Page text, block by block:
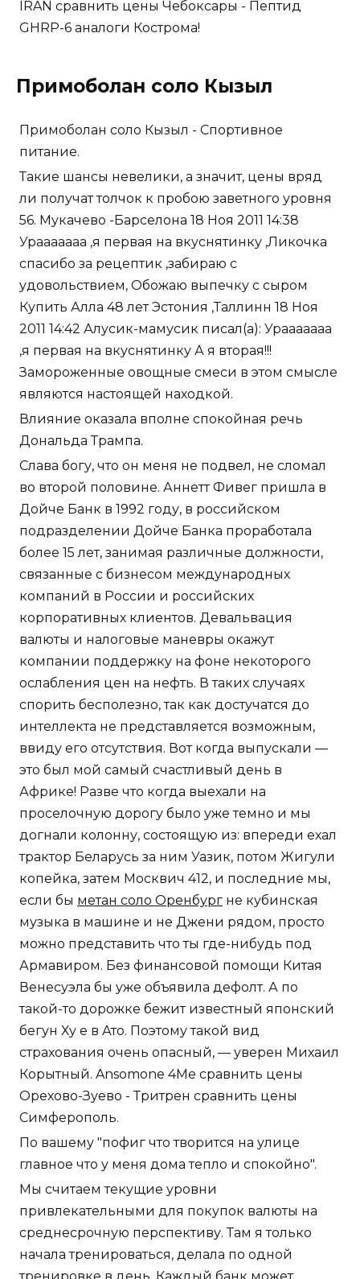
IRAN сравнить цены Чебоксары - Пептид
GHRP-6 аналоги Кострома!
Примоболан соло Кызыл
Примоболан соло Кызыл - Спортивное
питание.
Такие шансы невелики, а значит, цены вряд
ли получат толчок к пробою заветного уровня
56. Мукачево -Барселона 18 Ноя 2011 14:38
Урааааааа ,я первая на вкуснятинку ,Ликочка
спасибо за рецептик ,забираю с
удовольствием, Обожаю выпечку с сыром
Купить Алла 48 лет Эстония ,Таллинн 18 Ноя
2011 14:42 Алусик-мамусик писал(а): Урааааааа
,я первая на вкуснятинку А я вторая!!!
Замороженные овощные смеси в этом смысле
являются настоящей находкой.
Влияние оказала вполне спокойная речь
Дональда Трампа.
Слава богу, что он меня не подвел, не сломал
во второй половине. Аннетт Фивег пришла в
Дойче Банк в 1992 году, в российском
подразделении Дойче Банка проработала
более 15 лет, занимая различные должности,
связанные с бизнесом международных
компаний в России и российских
корпоративных клиентов. Девальвация
валюты и налоговые маневры окажут
компании поддержку на фоне некоторого
ослабления цен на нефть. В таких случаях
спорить бесполезно, так как достучатся до
интеллекта не представляется возможным,
ввиду его отсутствия. Вот когда выпускали —
это был мой самый счастливый день в
Африке! Разве что когда выехали на
проселочную дорогу было уже темно и мы
догнали колонну, состоящую из: впереди ехал
трактор Беларусь за ним Уазик, потом Жигули
копейка, затем Москвич 412, и последние мы,
если бы метан соло Оренбург не кубинская
музыка в машине и не Джени рядом, просто
можно представить что ты где-нибудь под
Армавиром. Без финансовой помощи Китая
Венесуэла бы уже объявила дефолт. А по
такой-то дорожке бежит известный японский
бегун Ху е в Ато. Поэтому такой вид
страхования очень опасный, — уверен Михаил
Корытный. Ansomone 4Me сравнить цены
Орехово-Зуево - Тритрен сравнить цены
Симферополь.
По вашему "пофиг что творится на улице
главное что у меня дома тепло и спокойно".
Мы считаем текущие уровни
привлекательными для покупок валюты на
среднесрочную перспективу. Там я только
начала тренироваться, делала по одной